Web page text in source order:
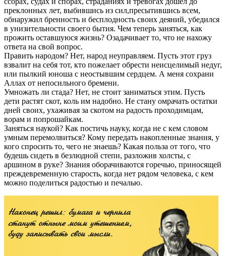
преклонных лет, выбившись из сил,пресытившись всем,
обнаружил бренность и бесплодность своих деяний, убедился
в унизительности своего бытия. Чем теперь заняться, как
прожить оставшуюся жизнь? Озадачивает то, что не нахожу
ответа на свой вопрос.
Править народом? Нет, народ неуправляем. Пусть этот груз
взвалит на себя тот, кто пожелает обрести неисцелимый недуг,
или пылкий юноша с неостывшим сердцем. А меня сохрани
Аллах от непосильного бремени.
Умножать ли стада? Нет, не стоит заниматься этим. Пусть
дети растят скот, коль им надобно. Не стану омрачать остатки
дней своих, ухаживая за скотом на радость проходимцам,
ворам и попрошайкам.
Заняться наукой? Как постичь науку, когда не с кем словом
умным перемолвиться? Кому передать накопленные знания, у
кого спросить то, чего не знаешь? Какая польза от того, что
будешь сидеть в безлюдной степи, разложив холсты, с
аршином в руке? Знания оборачиваются горечью, приносящей
преждевременную старость, когда нет рядом человека, с кем
можно поделиться радостью и печалью.